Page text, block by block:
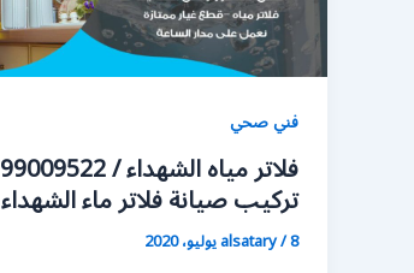
فني صحي
تركيب صيانة فلاتر ماء الشهداء
alsatary/8 يوليو، 2020